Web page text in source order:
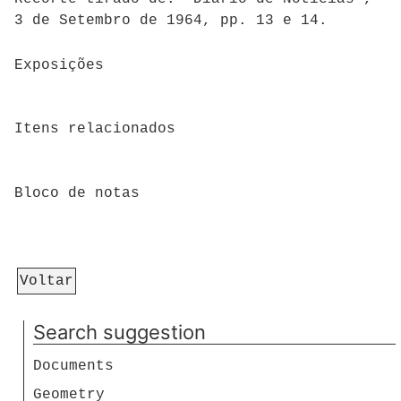
3 de Setembro de 1964, pp. 13 e 14.
Exposições
Itens relacionados
Bloco de notas
Voltar
Search suggestion
Documents
Geometry